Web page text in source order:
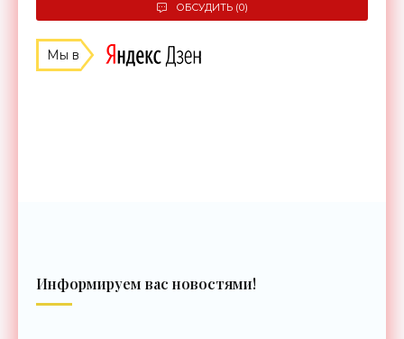
ОБСУДИТЬ (0)
Мы в
Информируем вас новостями!